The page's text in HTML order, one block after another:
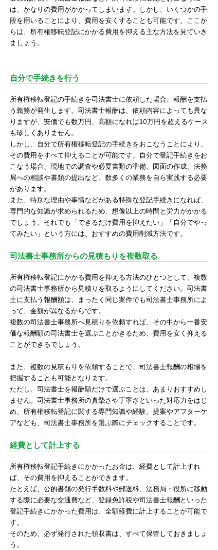
は、かなりの費用がかかってしまいます。しかし、いくつかの手
段を用いることにより、費用を安くすることも可能です。ここか
らは、所有権移転登記にかかる費用を抑える主な方法を見ていき
ましょう。
自分で手続きを行う
所有権移転登記の手続きを司法書士に依頼した場合、報酬を支払
う義務が発生します。司法書士報酬は、依頼内容によっても異な
りますが、安価でも数万円、高額になれば10万円を超えるケース
も珍しくありません。
しかし、自分で所有権移転登記の手続きをおこなうことにより、
その費用をすべて抑えることが可能です。自分で登記手続きをお
こなう場合、現地での調査や必要書類の準備、図面の作成、法務
局への相談や書類の提出など、数多くの業務を自ら実践する必要
があります。
また、特別な理由や事情などがある特殊な登記手続きになれば、
専門的な知識が求められるため、想像以上の時間と労力がかかる
でしょう。それでも「できるだけ費用を抑えたい」「自分でやっ
てみたい」という方には、おすすめの費用削減方法です。
司法書士事務所からの見積もりを複数取る
所有権移転登記にかかる費用を抑える方法のひとつとして、複数
の司法書士事務所から見積りを取るようにしてください。司法書
士に支払う報酬額は、まったく同じ案件でも司法書士事務所によ
って、金額が異なるからです。
複数の司法書士事務所へ見積りを依頼すれば、その中から一番安
価な報酬額の司法書士を選ぶことがきるため、費用を安く抑える
ことができるでしょう。
また、複数の見積もりを依頼することで、司法書士報酬の相場を
把握することも可能となります。
ただし、司法書士を報酬額だけで選ぶことは、あまりおすすめし
ません。司法書士事務所の真摯さや丁寧さといった対応力をはじ
め、所有権移転登記に関する専門知識や経験、提案やアフターケ
アなども、司法書士事務所を選ぶ際にチェックすることです。
経費として計上する
所有権移転登記手続きにかかったお金は、経費として計上すれ
ば、その費用を抑えることができます。
たとえば、公的書類の発行手数料や郵送料、法務局・役所に移動
する際に必要な交通費など、登録免許税や司法書士報酬といった
登記手続きにかかった費用は、全額経費に計上することが可能で
す。
そのため、必ず発行された領収書は、すべて保管しておきましょ
う。